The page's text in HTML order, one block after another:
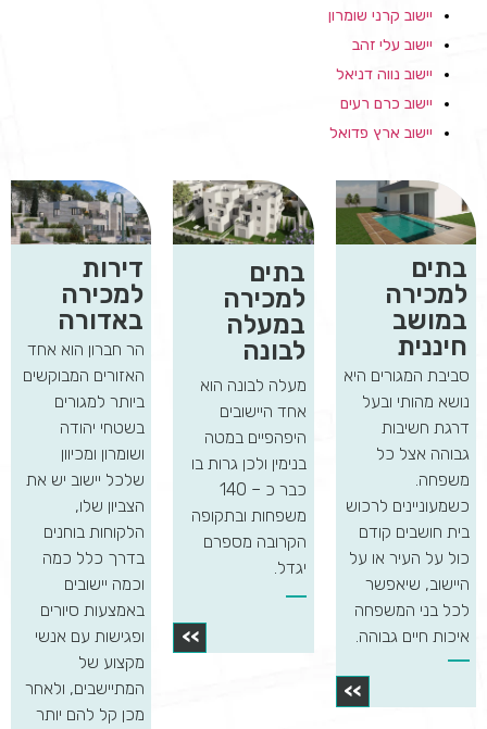
יישוב קרני שומרון
יישוב עלי זהב
יישוב נווה דניאל
יישוב כרם רעים
יישוב ארץ פדואל
בתים
למכירה
במושב
חיננית
סביבת המגורים היא
נושא מהותי ובעל
דרגת חשיבות
גבוהה אצל כל
משפחה.
כשמעוניינים לרכוש
בית חושבים קודם
כול על העיר או על
היישוב, שיאפשר
לכל בני המשפחה
איכות חיים גבוהה.
>>
בתים
למכירה
במעלה
לבונה
מעלה לבונה הוא
אחד היישובים
היפהפיים במטה
בנימין ולכן גרות בו
כבר כ – 140
משפחות ובתקופה
הקרובה מספרם
יגדל.
>>
דירות
למכירה
באדורה
הר חברון הוא אחד
האזורים המבוקשים
ביותר למגורים
בשטחי יהודה
ושומרון ומכיוון
שלכל יישוב יש את
הצביון שלו,
הלקוחות בוחנים
בדרך כלל כמה
וכמה יישובים
באמצעות סיורים
ופגישות עם אנשי
מקצוע של
המתיישבים, ולאחר
מכן קל להם יותר